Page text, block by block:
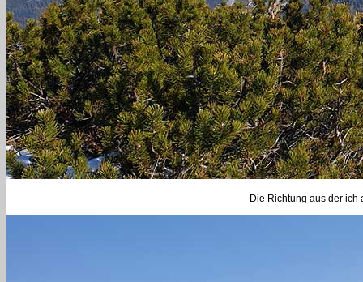
Die Richtung aus der